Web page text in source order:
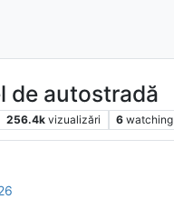
de autostradă
256.4k vizualizări 6 watching